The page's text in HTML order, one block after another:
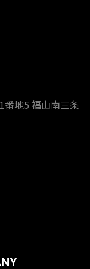
番地5 福山南三条